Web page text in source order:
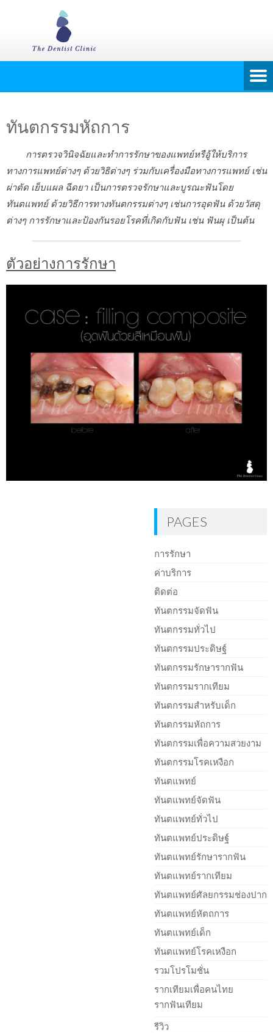
ทันตกรรมหัถการ
การตรวจวินิจฉัยและทำการรักษาของแพทย์หรือู้ให้บริการ
ทางการแพทย์ต่างๆ ด้วยวิธิต่างๆ ร่วมกับเครื่องมือทางการแพทย์ เช่น
ผ่าตัด เย็บแผล ฉีดยา เป็นการตรวจรักษาและบูรณะฟันโดย
ทันตแพทย์ ด้วยวิธีการทางทันตกรรมต่างๆ เช่นการอุดฟัน ด้วยวัสดุ
ต่างๆ การรักษาและป้องกันรอยโรคที่เกิดกับฟัน เช่น ฟันผุ เป็นต้น
ตัวอย่างการรักษา
PAGES
การรักษา
ค่าบริการ
ติดต่อ
ทันตกรรมจัดฟัน
ทันตกรรมทั่วไป
ทันตกรรมประดิษฐ์
ทันตกรรมรักษารากฟัน
ทันตกรรมรากเทียม
ทันตกรรมสำหรับเด็ก
ทันตกรรมหัถการ
ทันตกรรมเพื่อความสวยงาม
ทันตกรรมโรคเหงือก
ทันตแพทย์
ทันตแพทย์จัดฟัน
ทันตแพทย์ทั่วไป
ทันตแพทย์ประดิษฐ์
ทันตแพทย์รักษารากฟัน
ทันตแพทย์รากเทียม
ทันตแพทย์ศัลยกรรมช่องปาก
ทันตแพทย์หัตถการ
ทันตแพทย์เด็ก
ทันตแพทย์โรคเหงือก
รวมโปรโมชั่น
รากเทียมเพื่อคนไทย
รากฟันเทียม
รีวิว